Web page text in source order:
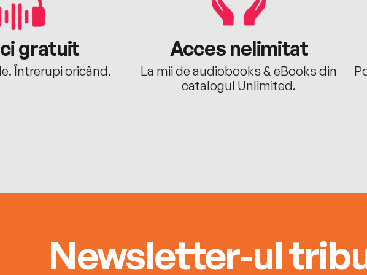
gratuit
Întrerupi oricând.
Acces nelimitat
La mii de audiobooks & eBooks din
catalogul Unlimited.
Newsletter-ul